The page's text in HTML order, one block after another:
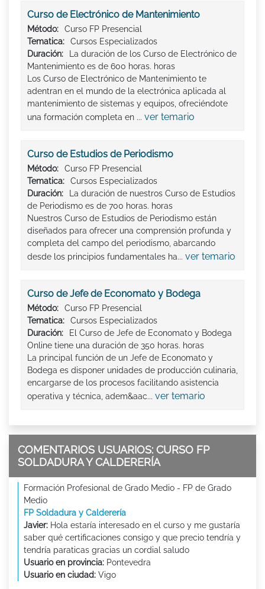
Curso de Electrónico de Mantenimiento
Método:
Curso FP Presencial
Tematica:
Cursos Especializados
Duración:
La duración de los Curso de Electrónico de
Mantenimiento es de 600 horas. horas
Los Curso de Electrónico de Mantenimiento te
adentran en el mundo de la electrónica aplicada al
mantenimiento de sistemas y equipos, ofreciéndote
una formación completa en ... ver temario
Curso de Estudios de Periodismo
Método:
Curso FP Presencial
Tematica:
Cursos Especializados
Duración:
La duración de nuestros Curso de Estudios
de Periodismo es de 700 horas. horas
Nuestros Curso de Estudios de Periodismo están
diseñados para ofrecer una comprensión profunda y
completa del campo del periodismo, abarcando
desde los principios fundamentales ha... ver temario
Curso de Jefe de Economato y Bodega
Método:
Curso FP Presencial
Tematica:
Cursos Especializados
Duración:
El Curso de Jefe de Economato y Bodega
Online tiene una duración de 350 horas. horas
La principal función de un Jefe de Economato y
Bodega es disponer unidades de producción culinaria,
encargarse de los procesos facilitando asistencia
operativa y técnica, adem&aac... ver temario
COMENTARIOS USUARIOS: CURSO FP
SOLDADURA Y CALDERERÍA
Formación Profesional de Grado Medio - FP de Grado
Medio
FP Soldadura y Calderería
Javier: Hola estaría interesado en el curso y me gustaría
saber qué certificaciones consigo y que precio tendría y
tendría paraticas gracias un cordial saludo
Usuario en provincia: Pontevedra
Usuario en ciudad: Vigo